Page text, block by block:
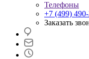
Телефоны
+7 (499)
Заказать